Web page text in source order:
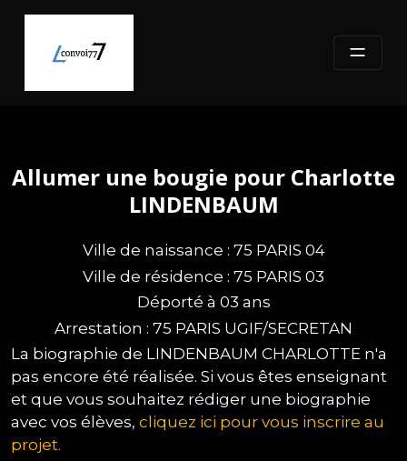
content
Allumer une bougie pour Charlotte
LINDENBAUM
Ville de naissance : 75 PARIS 04
Ville de résidence : 75 PARIS 03
Déporté à 03 ans
Arrestation : 75 PARIS UGIF/SECRETAN
La biographie de LINDENBAUM CHARLOTTE n'a
pas encore été réalisée. Si vous êtes enseignant
et que vous souhaitez rédiger une biographie
avec vos élèves, cliquez ici pour vous inscrire au
projet.